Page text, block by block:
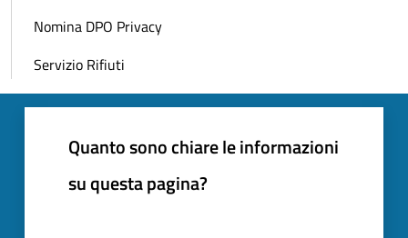
Nomina DPO Privacy
Servizio Rifiuti
Quanto sono chiare le informazioni
su questa pagina?